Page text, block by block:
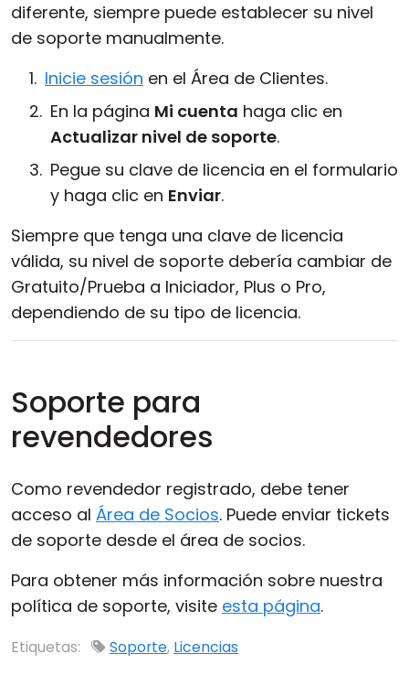
diferente, siempre puede establecer su nivel
de soporte manualmente.
Inicie sesión en el Área de Clientes.
En la página Mi cuenta haga clic en
Actualizar nivel de soporte.
Pegue su clave de licencia en el formulario
y haga clic en Enviar.
Siempre que tenga una clave de licencia
válida, su nivel de soporte debería cambiar de
Gratuito/Prueba a Iniciador, Plus o Pro,
dependiendo de su tipo de licencia.
Soporte para
revendedores
Como revendedor registrado, debe tener
acceso al Área de Socios. Puede enviar tickets
de soporte desde el área de socios.
Para obtener más información sobre nuestra
política de soporte, visite esta página.
Etiquetas: Soporte, Licencias